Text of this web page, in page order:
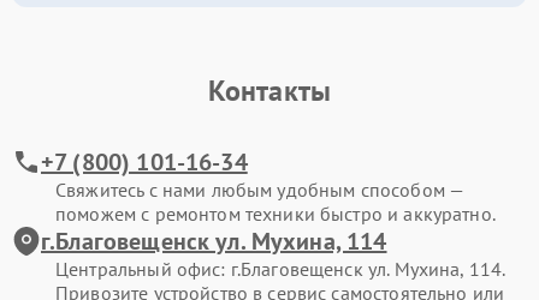
Контакты
+7 (800) 101-16-34
Свяжитесь с нами любым удобным способом —
поможем с ремонтом техники быстро и аккуратно.
г.Благовещенск ул. Мухина, 114
Центральный офис: г.Благовещенск ул. Мухина, 114.
Привозите устройство в сервис самостоятельно или